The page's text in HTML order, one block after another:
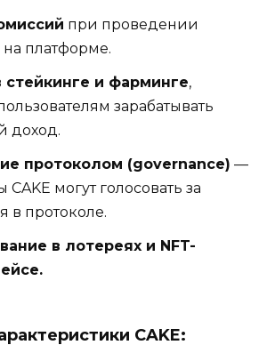
при проведении
платформе.
стейкинге и фарминге,
зарабатывать
доход.
протоколом (governance) —
могут голосовать за
в протоколе.
в лотереях и NFT-
CAKE: